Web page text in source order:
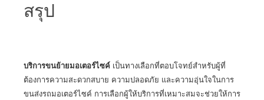
สรุป
บริการขนย้ายมอเตอร์ไซค์ เป็นทางเลือกที่ตอบโจทย์สำหรับผู้ที่
ต้องการความสะดวกสบาย ความปลอดภัย และความอุ่นใจในการ
ขนส่งรถมอเตอร์ไซค์ การเลือกผู้ให้บริการที่เหมาะสมจะช่วยให้การ